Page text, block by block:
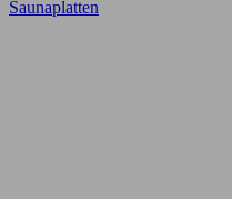
Saunaplatten